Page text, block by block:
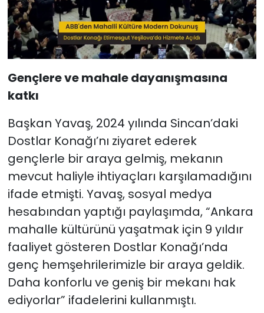
Gençlere ve mahale dayanışmasına
katkı
Başkan Yavaş, 2024 yılında Sincan’daki
Dostlar Konağı’nı ziyaret ederek
gençlerle bir araya gelmiş, mekanın
mevcut haliyle ihtiyaçları karşılamadığını
ifade etmişti. Yavaş, sosyal medya
hesabından yaptığı paylaşımda, “Ankara
mahalle kültürünü yaşatmak için 9 yıldır
faaliyet gösteren Dostlar Konağı’nda
genç hemşehrilerimizle bir araya geldik.
Daha konforlu ve geniş bir mekanı hak
ediyorlar” ifadelerini kullanmıştı.